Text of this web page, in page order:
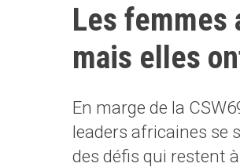
Les femmes
mais elles
En marge de la
leaders africaines se
des défis qui restent